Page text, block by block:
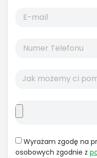
Wyrażam zgodę na
osobowych zgodnie z